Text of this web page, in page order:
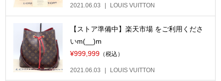
2021.06.03 LOUIS VUITTON
【ストア準備中】楽天市場 をご利用くださ
いm(__)m
¥999,999 （税込）
2021.06.03 LOUIS VUITTON